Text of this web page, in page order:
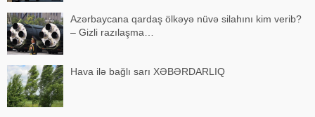
Azərbaycana qardaş ölkəyə nüvə silahını kim verib?
– Gizli razılaşma…
Hava ilə bağlı sarı XƏBƏRDARLIQ